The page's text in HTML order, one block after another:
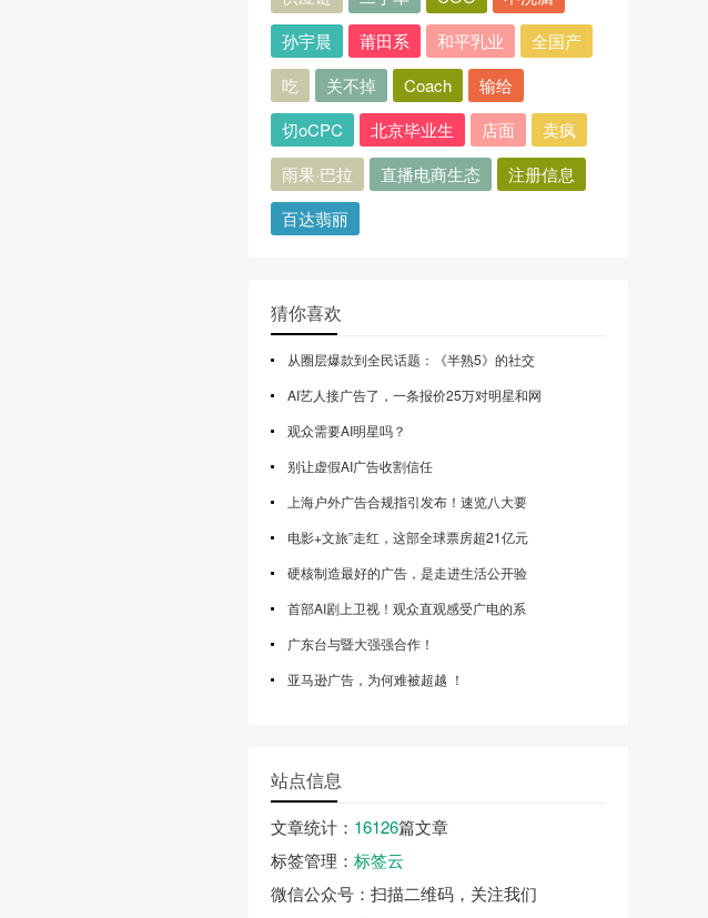
孙宇晨
莆田系 和平乳业
全国产
吃
关不掉 Coach
输给
切oCPC
北京毕业生 店面
卖疯
雨果·巴拉
直播电商生态
注册信息
百达翡丽
猜你喜欢
从圈层爆款到全民话题：《半熟5》的社交
AI艺人接广告了，一条报价25万对明星和网
观众需要AI明星吗？
别让虚假AI广告收割信任
上海户外广告合规指引发布！速览八大要
电影+文旅”走红，这部全球票房超21亿元
硬核制造最好的广告，是走进生活公开验
首部AI剧上卫视！观众直观感受广电的系
广东台与暨大强强合作！
亚马逊广告，为何难被超越 ！
站点信息
文章统计 ： 16126篇文章
标签管理 ： 标签云
微信公众号 ：扫描二维码，关注我们